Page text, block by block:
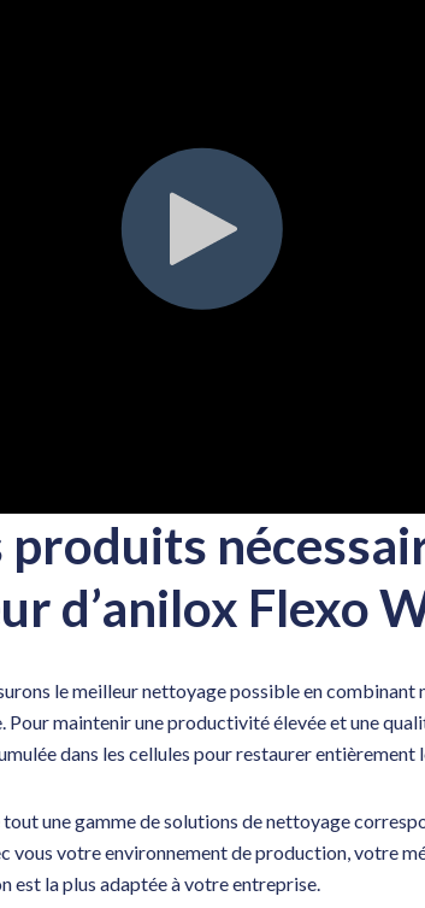
produits
d’anilox Flexo
le meilleur nettoyage possible en combinant
maintenir une productivité élevée et une
dans les cellules pour restaurer entièrement
une gamme de solutions de nettoyage
vous votre environnement de production, votre
la plus adaptée à votre entreprise.